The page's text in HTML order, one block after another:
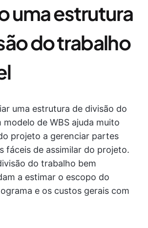
uma estrutura
do trabalho
uma estrutura de divisão do
de WBS ajuda muito
projeto a gerenciar partes
fáceis de assimilar do projeto.
do trabalho bem
a estimar o escopo do
e os custos gerais com